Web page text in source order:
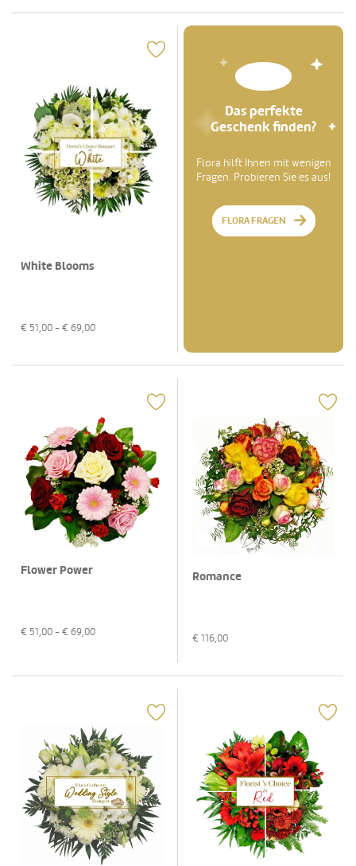
White Blooms
€ 51,00 - € 69,00
Das perfekte
Geschenk finden?
Flora hilft Ihnen mit wenigen
Fragen. Probieren Sie es aus!
FLORA FRAGEN
Flower Power
€ 51,00 - € 69,00
Romance
€ 116,00